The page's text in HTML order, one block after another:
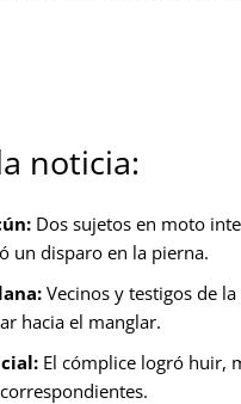
noticia:
Dos sujetos en moto
un disparo en la pierna.
Vecinos y testigos de
hacia el manglar.
El cómplice logró huir,